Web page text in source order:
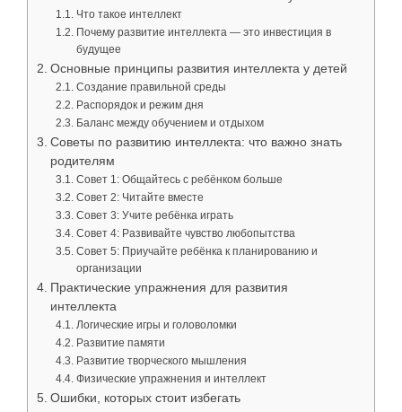
Что такое интеллект
Почему развитие интеллекта — это инвестиция в
будущее
Основные принципы развития интеллекта у детей
Создание правильной среды
Распорядок и режим дня
Баланс между обучением и отдыхом
Советы по развитию интеллекта: что важно знать
родителям
Совет 1: Общайтесь с ребёнком больше
Совет 2: Читайте вместе
Совет 3: Учите ребёнка играть
Совет 4: Развивайте чувство любопытства
Совет 5: Приучайте ребёнка к планированию и
организации
Практические упражнения для развития
интеллекта
Логические игры и головоломки
Развитие памяти
Развитие творческого мышления
Физические упражнения и интеллект
Ошибки, которых стоит избегать